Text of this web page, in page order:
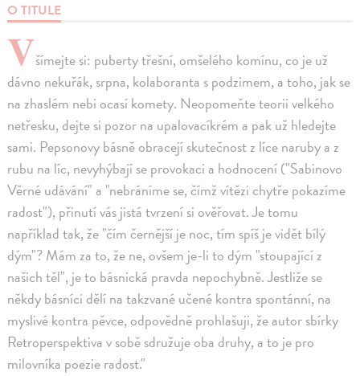
O TITULE
Všímejte si: puberty třešní, omšelého komínu, co je už
dávno nekuřák, srpna, kolaboranta s podzimem, a toho, jak se
na zhaslém nebi ocasí komety. Neopomeňte teorii velkého
netřesku, dejte si pozor na upalovacíkrém a pak už hledejte
sami. Pepsonovy básně obracejí skutečnost z líce naruby a z
rubu na líc, nevyhýbají se provokaci a hodnocení ("Sabinovo
Věrné udávání" a "nebráníme se, čímž vítězi chytře pokazíme
radost"), přinutí vás jistá tvrzení si ověřovat. Je tomu
například tak, že "čím černější je noc, tím spíš je vidět bílý
dým"? Mám za to, že ne, ovšem je-li to dým "stoupající z
našich těl", je to básnická pravda nepochybně. Jestliže se
někdy básníci dělí na takzvané učené kontra spontánní, na
myslivé kontra pěvce, odpovědně prohlašuji, že autor sbírky
Retroperspektiva v sobě sdružuje oba druhy, a to je pro
milovníka poezie radost."